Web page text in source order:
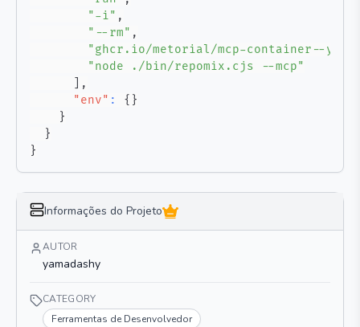
"-i" ,
"--rm" ,
"ghcr.io/metorial/mcp-container--
"node ./bin/repomix.cjs --mcp"
,
"env" : { }
}
}
}
Informações do Projeto
AUTOR
yamadashy
CATEGORY
Ferramentas de Desenvolvedor